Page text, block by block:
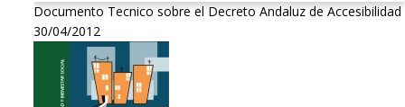
Documento Tecnico sobre el Decreto Andaluz de Accesibilidad
30/04/2012